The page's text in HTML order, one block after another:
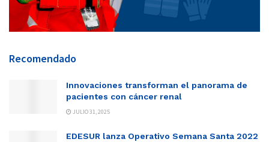
Recomendado
Innovaciones transforman el panorama de
pacientes con cáncer renal
JULIO 31, 2025
EDESUR lanza Operativo Semana Santa 2022